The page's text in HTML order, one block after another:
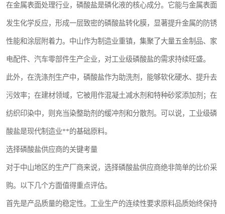
在金属表面处理行业，磷酸盐是磷化液的核心成分。它能与金属表面
发生化学反应，形成一层致密的磷酸盐转化膜，显著提升金属的防锈
性能和涂层附着力。中山作为制造业重镇，集聚了大量五金制品、家
电配件、汽车零部件生产企业，对工业级磷酸盐的需求持续旺盛。
此外，在洗涤剂生产中，磷酸盐作为助洗剂，能够软化硬水、提升去
污效率；在建材领域，它被用作混凝土减水剂和特种砂浆添加剂；在
纺织印染中，则充当染整助剂的缓冲剂和分散剂。可以说，工业级磷
酸盐是现代制造业**的基础原料。
选择磷酸盐供应商的关键考量
对于中山地区的生产厂商来说，选择磷酸盐供应商绝非简单的比价采
购。以下几个方面值得重点评估。
首先是产品质量的稳定性。工业生产的连续性要求原料品质始终保持